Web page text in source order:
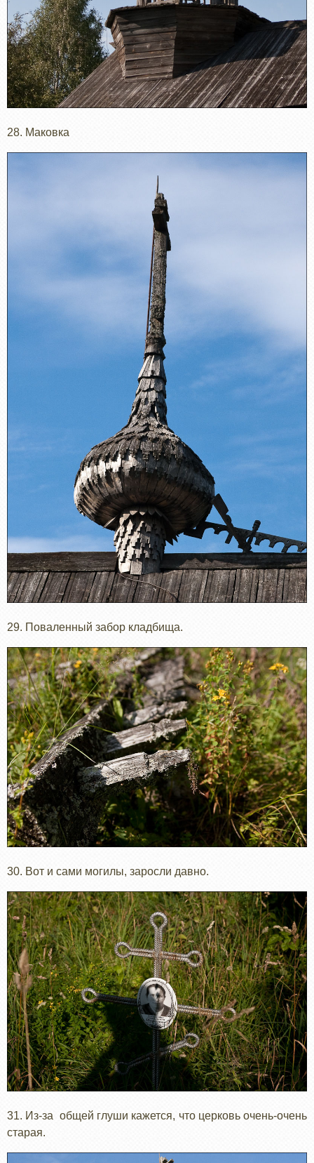
28. Маковка
29. Поваленный забор кладбища.
30. Вот и сами могилы, заросли давно.
31. Из-за общей глуши кажется, что церковь очень-очень
старая.